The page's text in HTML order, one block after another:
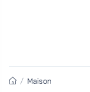
/ Maison